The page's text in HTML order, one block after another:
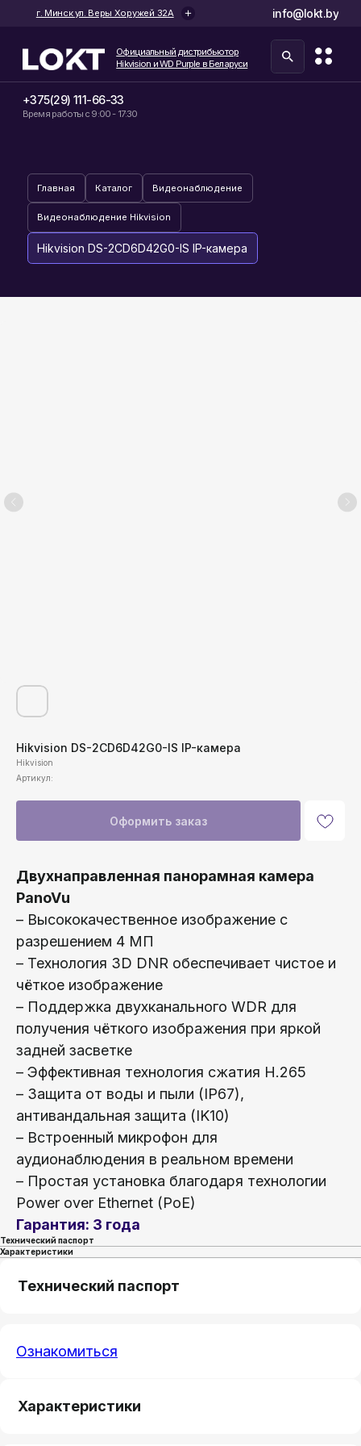
Hikvision DS-2CD6D42G0-IS IP-камера
+375(29) 111-66-33
г. Минск ул. Веры Хоружей 32А
Время работы с 9:00 - 17:30
Hikvision DS-2CD6D42G0-IS IP-камера
Hikvision
Артикул:
Оформить заказ
Двухнаправленная панорамная камера
PanoVu
– Высококачественное изображение с
разрешением 4 МП
– Технология 3D DNR обеспечивает чистое и
чёткое изображение
– Поддержка двухканального WDR для
получения чёткого изображения при яркой
задней засветке
– Эффективная технология сжатия H.265
– Защита от воды и пыли (IP67),
антивандальная защита (IK10)
– Встроенный микрофон для
аудионаблюдения в реальном времени
– Простая установка благодаря технологии
Power over Ethernet (PoE)
Гарантия: 3 года
Технический паспорт
Характеристики
Технический паспорт
Ознакомиться
Характеристики